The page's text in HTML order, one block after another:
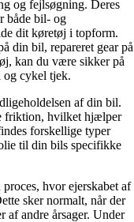
og fejlsøgning. Deres
både bil- og
dit køretøj i topform.
din bil, repareret gear på
kan du være sikker på
og cykel tjek.
af din bil.
friktion, hvilket hjælper
forskellige typer
til din bils specifikke
hvor ejerskabet af
sker normalt, når der
af andre årsager. Under